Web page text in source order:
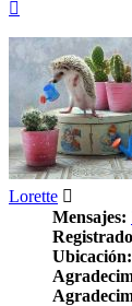
Lorette
Mensajes:
Ubicación: